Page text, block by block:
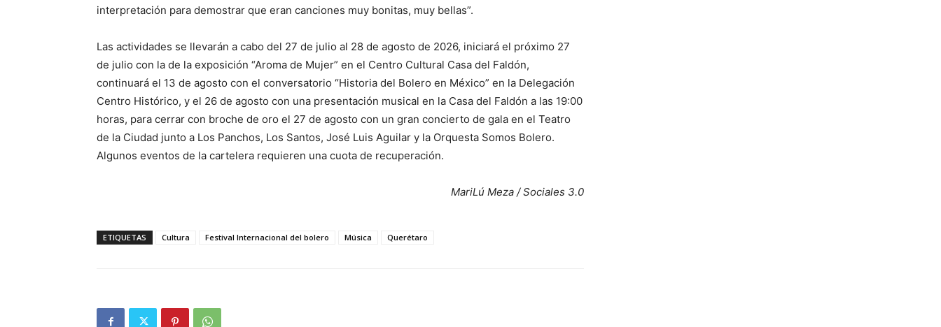
interpretación para demostrar que eran canciones muy bonitas, muy bellas”.
Las actividades se llevarán a cabo del 27 de julio al 28 de agosto de 2026, iniciará el próximo 27
de julio con la de la exposición “Aroma de Mujer” en el Centro Cultural Casa del Faldón,
continuará el 13 de agosto con el conversatorio “Historia del Bolero en México” en la Delegación
Centro Histórico, y el 26 de agosto con una presentación musical en la Casa del Faldón a las 19:00
horas, para cerrar con broche de oro el 27 de agosto con un gran concierto de gala en el Teatro
de la Ciudad junto a Los Panchos, Los Santos, José Luis Aguilar y la Orquesta Somos Bolero.
Algunos eventos de la cartelera requieren una cuota de recuperación.
MariLú Meza / Sociales 3.0
ETIQUETAS Cultura Festival Internacional del bolero Música Querétaro